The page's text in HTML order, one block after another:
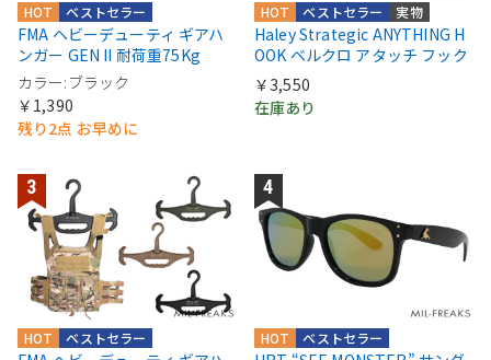
ベストセラー
HOT
FMA ヘビーデューティ ギアハ
ンガー GEN II 耐荷重75Kg
カラー:ブラック
￥1,390
残り2点 お早めに
実物
ベストセラー
HOT
Haley Strategic ANYTHING H
OOK ベルクロ アタッチ フック
￥3,550
在庫あり
ベストセラー
HOT ベストセラー
HOT